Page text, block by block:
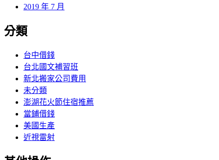
2019 年 7 月
分類
台中借錢
台北國文補習班
新北搬家公司費用
未分類
澎湖花火節住宿推薦
當鋪借錢
美國生產
近視雷射